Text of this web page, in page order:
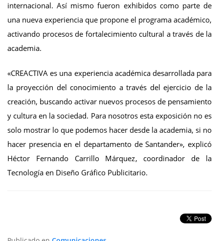
internacional. Así mismo fueron exhibidos como parte de
una nueva experiencia que propone el programa académico,
activando procesos de fortalecimiento cultural a través de la
academia.
«CREACTIVA es una experiencia académica desarrollada para
la proyección del conocimiento a través del ejercicio de la
creación, buscando activar nuevos procesos de pensamiento
y cultura en la sociedad. Para nosotros esta exposición no es
solo mostrar lo que podemos hacer desde la academia, si no
hacer presencia en el departamento de Santander», explicó
Héctor Fernando Carrillo Márquez, coordinador de la
Tecnología en Diseño Gráfico Publicitario.